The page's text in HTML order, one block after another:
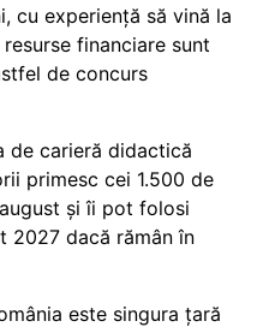
cu experiență să vină la
financiare sunt
de concurs
de carieră didactică
primesc cei 1.500 de
și îi pot folosi
2027 dacă rămân în
este singura țară